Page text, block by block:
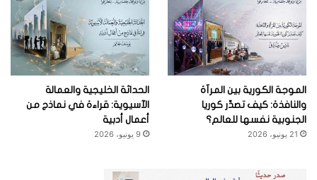
الموجة الكورية بين المرآة
والنافذة: كيف تصدِّر كوريا
الجنوبية نفسها للعالم؟
21 يونيو، 2026
الحداثة الخليجية والعمالة
الآسيوية: قراءة في نماذج من
أعمال أدبية
9 يونيو، 2026